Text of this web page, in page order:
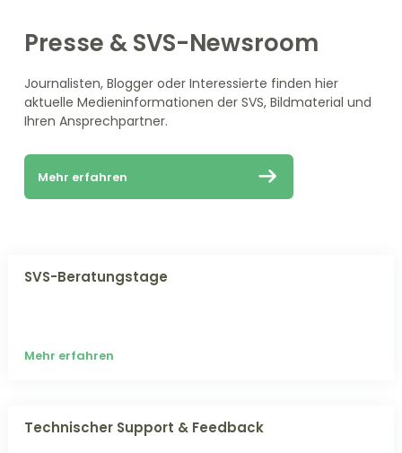
Presse & SVS-Newsroom
Journalisten, Blogger oder Interessierte finden hier
aktuelle Medieninformationen der SVS, Bildmaterial und
Ihren Ansprechpartner.
Mehr erfahren
SVS-Beratungs­tage
Mehr erfahren
Technischer Support & Feedback